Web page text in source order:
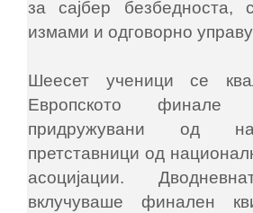
за сајбер безбедноста,
измами и одговорно
Шеесет ученици се
Европското
придружувани од
претставници од
асоцијации.
вклучуваше финален